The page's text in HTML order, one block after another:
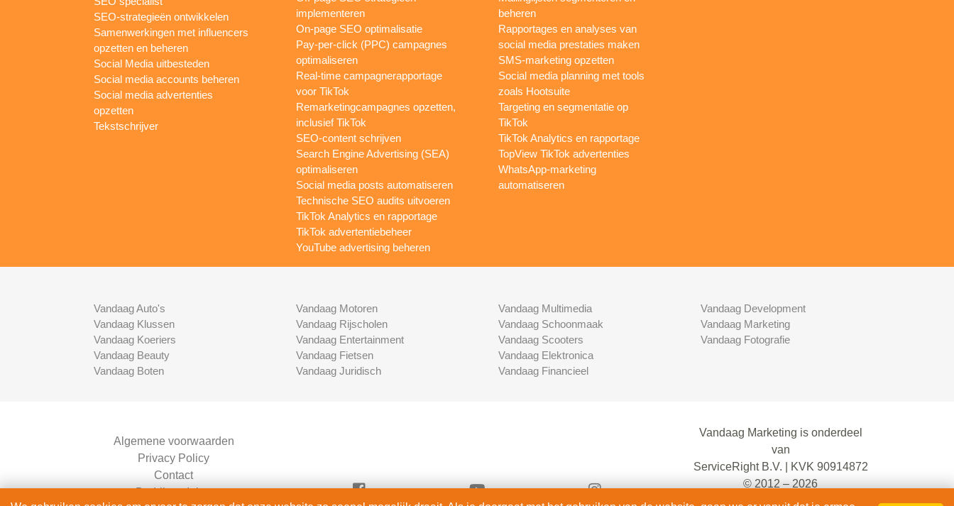
SEO-strategieën ontwikkelen
Samenwerkingen met influencers
opzetten en beheren
Social Media uitbesteden
Social media accounts beheren
Social media advertenties
opzetten
Tekstschrijver
implementeren
On-page SEO optimalisatie
Pay-per-click (PPC) campagnes
optimaliseren
Real-time campagnerapportage
voor TikTok
Remarketingcampagnes opzetten,
inclusief TikTok
SEO-content schrijven
Search Engine Advertising (SEA)
optimaliseren
Social media posts automatiseren
Technische SEO audits uitvoeren
TikTok Analytics en rapportage
TikTok advertentiebeheer
YouTube advertising beheren
beheren
Rapportages en analyses van
social media prestaties maken
SMS-marketing opzetten
Social media planning met tools
zoals Hootsuite
Targeting en segmentatie op
TikTok
TikTok Analytics en rapportage
TopView TikTok advertenties
WhatsApp-marketing
automatiseren
Vandaag Auto's
Vandaag Klussen
Vandaag Koeriers
Vandaag Beauty
Vandaag Boten
Vandaag Motoren
Vandaag Rijscholen
Vandaag Entertainment
Vandaag Fietsen
Vandaag Juridisch
Vandaag Multimedia
Vandaag Schoonmaak
Vandaag Scooters
Vandaag Elektronica
Vandaag Financieel
Vandaag Development
Vandaag Marketing
Vandaag Fotografie
Algemene voorwaarden
Privacy Policy
Contact
Bedrijven Inlog
Vandaag Marketing is onderdeel
van
ServiceRight B.V. | KVK 90914872
© 2012 – 2026
alle rechten voorbehouden.